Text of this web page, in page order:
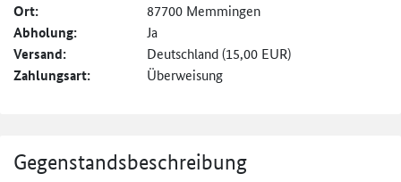
Ort: 87700 Memmingen
Abholung: Ja
Versand: Deutschland (15,00 EUR)
Zahlungsart: Überweisung
Gegenstandsbeschreibung